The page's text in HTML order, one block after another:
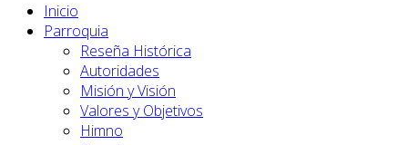
Inicio
Parroquia
Reseña Histórica
Autoridades
Misión y Visión
Valores y Objetivos
Himno